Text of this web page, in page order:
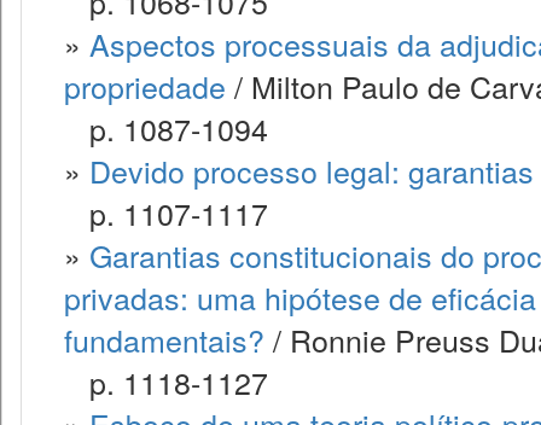
» Aspectos processuais da
propriedade / Milton Paulo de
p. 1087-1094
» Devido processo legal:
p. 1107-1117
» Garantias constitucionais do
privadas: uma hipótese de
fundamentais? / Ronnie Preuss
p. 1118-1127